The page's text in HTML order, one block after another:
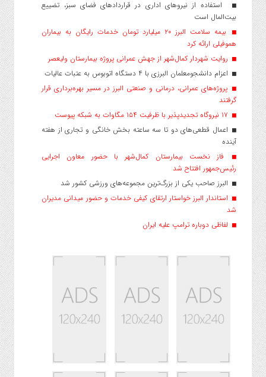
استفاده از نیروهای اداری در قراردادهای فضای سبز، تضییع
بیت‌المال است
بیمه سلامت البرز ۲۰ میلیارد تومان خدمات رایگان به بیماران
هموفیلی ارائه کرد
روایت شهردار کمال‌شهر از جهش عمرانی پروژه بیمارستان ولیعصر
اعزام دانشجو‌معلمان البرزی با ۴ دستگاه اتوبوس به عتبات عالیات
پروژه‌های عمرانی، درمانی و صنعتی البرز در مسیر بهره‌برداری قرار
گرفتند
اعمال قطعی‌های دو تا سه ساعته بخش خانگی و تجاری از هفته
آینده
فاز نخست بیمارستان کمال‌شهر با حضور معاون اجرایی
رئیس‌جمهور افتتاح شد
البرز صاحب یکی از بزرگ‌ترین مجموعه‌های ورزشی کشور شد
استاندار البرز خواستار ارتقای کیفی خدمات و حضور میدانی مدیران
شد
لفاظی دوباره ترامپ علیه ایران